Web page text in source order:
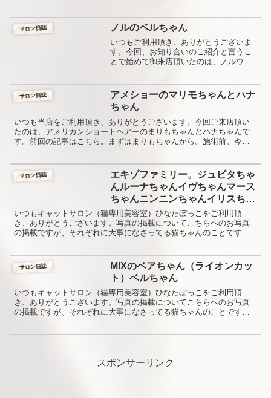
ー＆ホワイトのきれいな子です。この子
がとてもおとなしい良い...
サロン日誌 ノルのベルちゃん
いつもご利用頂き、ありがとうございま
す。今回、お知り合いのご紹介と言うこ
とで始めて御来店頂いたのは、ノルウェ
ドール・メインクーン・ソマリは毛球に
なりにくい種類で、ペルシ...
サロン日誌
アメショーのマリモちゃんとハナ
ちゃん
いつも当店をご利用頂き、ありがとうございます。今回ご来店頂い
たのは、アメリカンショートヘアーのまりもちゃんとハナちゃんで
す。前回の記事はこちら。まずはまりもちゃんから。施術前。今回
サロン日誌
エキゾファミリー。ジュピタちゃ
んルーナちゃんイヴちゃんマース
ちゃんニンニンちゃんイリスちゃ
んメルモちゃんプリンちゃん
いつもキャットサロン（猫専用美容室）ひなたぼっこをご利用頂
き、ありがとうございます。写真の掲載についてこちらへのお写真
の掲載ですが、それぞれに大事になさってる猫ちゃんのことですの
サロン日誌
MIXのベアちゃん（ライオンカッ
ト）ベルちゃん
いつもキャットサロン（猫専用美容室）ひなたぼっこをご利用頂
き、ありがとうございます。写真の掲載についてこちらへのお写真
の掲載ですが、それぞれに大事になさってる猫ちゃんのことですの
スポンサーリンク